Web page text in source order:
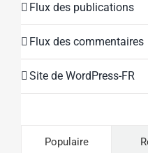
Flux des publications
Flux des commentaires
Site de WordPress-FR
Populaire